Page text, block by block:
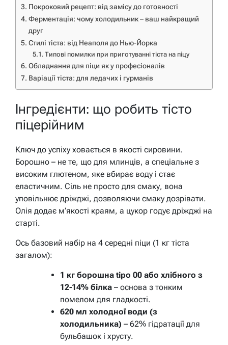
Покроковий рецепт: від замісу до готовності
Ферментація: чому холодильник – ваш найкращий
друг
Стилі тіста: від Неаполя до Нью-Йорка
Типові помилки при приготуванні тіста на піцу
Обладнання для піци як у професіоналів
Варіації тіста: для ледачих і гурманів
Інгредієнти: що робить тісто
піцерійним
Ключ до успіху ховається в якості сировини.
Борошно – не те, що для млинців, а спеціальне з
високим глютеном, яке вбирає воду і стає
еластичним. Сіль не просто для смаку, вона
уповільнює дріжджі, дозволяючи смаку дозрівати.
Олія додає м’якості краям, а цукор годує дріжджі на
старті.
Ось базовий набір на 4 середні піци (1 кг тіста
загалом):
1 кг борошна tipo 00 або хлібного з
12-14% білка – основа з тонким
помелом для гладкості.
620 мл холодної води (з
холодильника) – 62% гідратації для
бульбашок і хрусту.